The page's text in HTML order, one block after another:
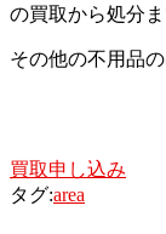
の買取から処分
その他の不用品
買取申し込み
タグ:area